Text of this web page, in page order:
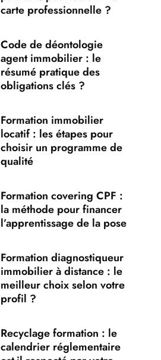
carte professionnelle ?
Code de déontologie
agent immobilier : le
résumé pratique des
obligations clés ?
Formation immobilier
locatif : les étapes pour
choisir un programme de
qualité
Formation covering CPF :
la méthode pour financer
l’apprentissage de la pose
Formation diagnostiqueur
immobilier à distance : le
meilleur choix selon votre
profil ?
Recyclage formation : le
calendrier réglementaire